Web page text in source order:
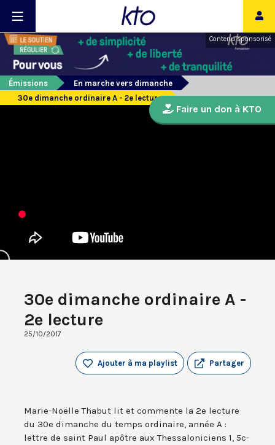
Contenu sponsorisé
Émissions
En marche vers dimanche
30e dimanche ordinaire A - 2e lecture
30e dimanche ordinaire A -
2e lecture
25/10/2017
Partager
Ajouter à ma playlist
Marie-Noëlle Thabut lit et commente la 2e lecture
du 30e dimanche du temps ordinaire, année A :
lettre de saint Paul apôtre aux Thessaloniciens 1, 5c-
Faire un don à KTO